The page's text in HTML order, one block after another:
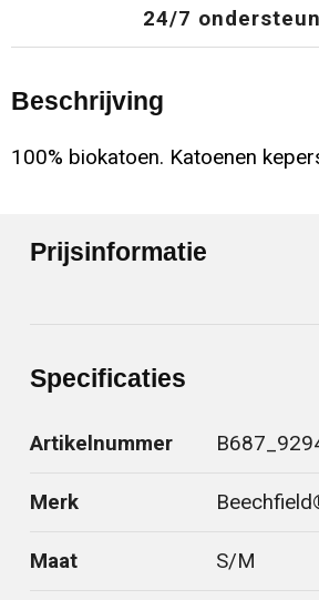
24/7
Beschrijving
100% biokatoen. Katoenen
Prijsinformatie
Specificaties
Artikelnummer
Merk
Maat S/M